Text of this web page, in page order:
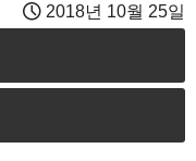
2018년 10월 25일